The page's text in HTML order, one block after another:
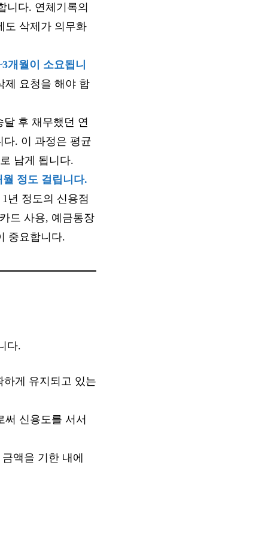
니다. 연체기록의
도 삭제가 의무화
개월이 소요됩니
제 요청을 해야 합
후 채무했던 연
. 이 과정은 평균
남게 됩니다​​.
정도 걸립니다.
년 정도의 신용점
드 사용, 예금통장
중요합니다​​.
다.
게 유지되고 있는
신용도를 서서
액을 기한 내에